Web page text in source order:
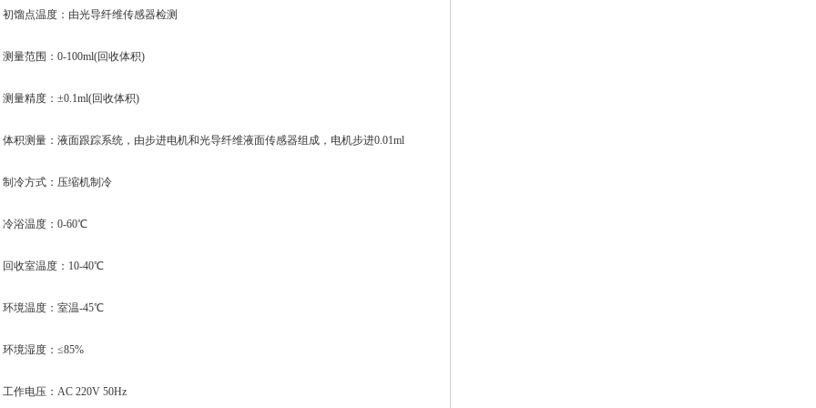
点温度：由光导纤维传感器检测
范围：0-100ml(回收体积)
精度：±0.1ml(回收体积)
测量：液面跟踪系统，由步进电机和光导纤维液面传感器组成，电机步进0.01ml
方式：压缩机制冷
温度：0-60℃
室温度：10-40℃
温度：室温-45℃
湿度：≤85%
电压：AC 220V 50Hz